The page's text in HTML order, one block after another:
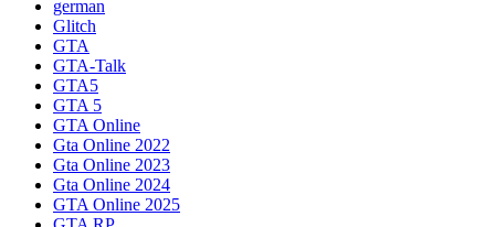
german
Glitch
GTA
GTA-Talk
GTA5
GTA 5
GTA Online
Gta Online 2022
Gta Online 2023
Gta Online 2024
GTA Online 2025